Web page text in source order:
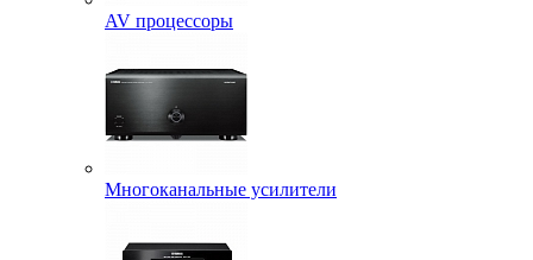
AV процессоры
Многоканальные усилители